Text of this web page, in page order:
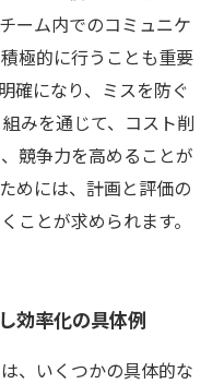
ーム内でのコミュニケ
極的に行うことも重要
確になり、ミスを防ぐ
みを通じて、コスト削
競争力を高めることが
めには、計画と評価の
ことが求められます。
効率化の具体例
、いくつかの具体的な